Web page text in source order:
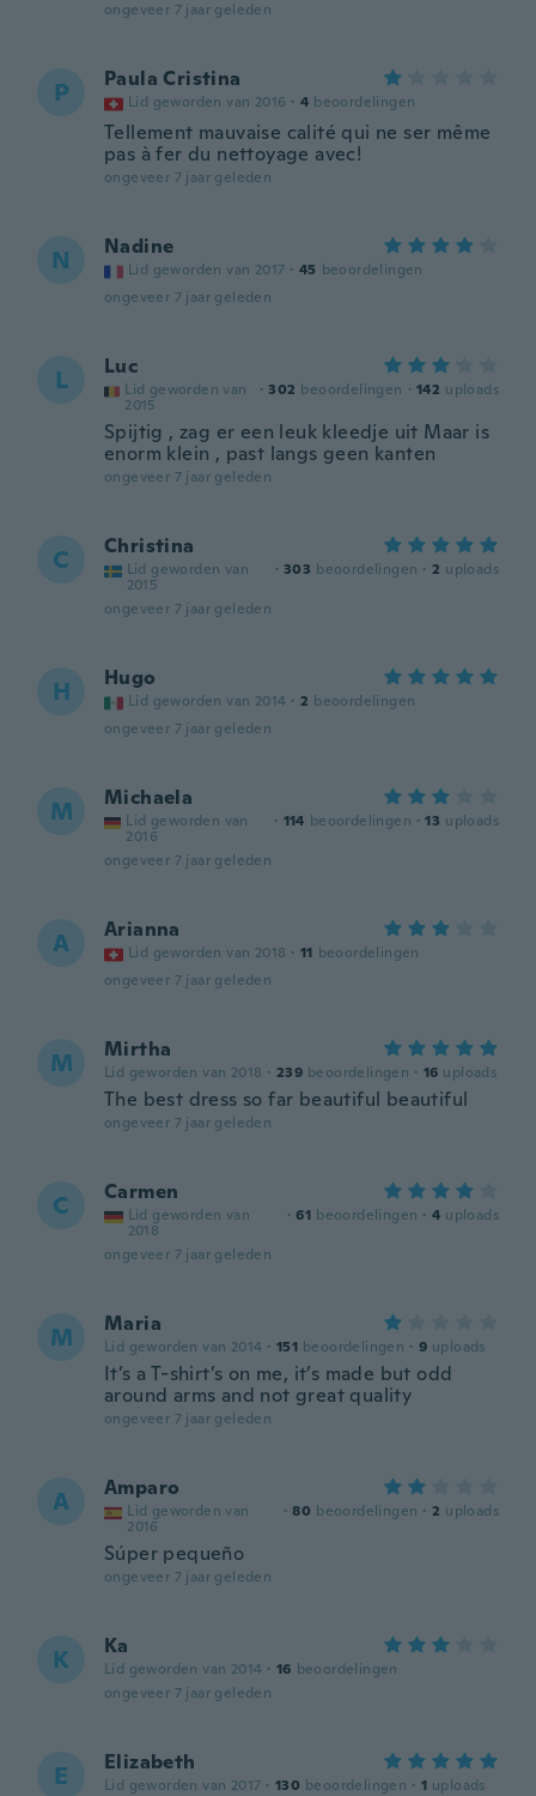
ongeveer 7 jaar geleden
P Paula Cristina
Lid geworden van 2016 · 4 beoordelingen
Tellement mauvaise calité qui ne ser même
pas à fer du nettoyage avec!
ongeveer 7 jaar geleden
N Nadine
Lid geworden van 2017 · 45 beoordelingen
ongeveer 7 jaar geleden
L Luc
Lid geworden van
2015
· 302 beoordelingen · 142 uploads
Spijtig , zag er een leuk kleedje uit Maar is
enorm klein , past langs geen kanten
ongeveer 7 jaar geleden
C Christina
Lid geworden van
2015
· 303 beoordelingen · 2 uploads
ongeveer 7 jaar geleden
H Hugo
Lid geworden van 2014 · 2 beoordelingen
ongeveer 7 jaar geleden
M Michaela
Lid geworden van
2016
· 114 beoordelingen · 13 uploads
ongeveer 7 jaar geleden
A Arianna
Lid geworden van 2018 · 11 beoordelingen
ongeveer 7 jaar geleden
M Mirtha
Lid geworden van 2018 · 239 beoordelingen · 16 uploads
The best dress so far beautiful beautiful
ongeveer 7 jaar geleden
C Carmen
Lid geworden van
2018
· 61 beoordelingen · 4 uploads
ongeveer 7 jaar geleden
M Maria
Lid geworden van 2014 · 151 beoordelingen · 9 uploads
It’s a T-shirt’s on me, it’s made but odd
around arms and not great quality
ongeveer 7 jaar geleden
A Amparo
Lid geworden van
2016
· 80 beoordelingen · 2 uploads
Súper pequeño
ongeveer 7 jaar geleden
K Ka
Lid geworden van 2014 · 16 beoordelingen
ongeveer 7 jaar geleden
E Elizabeth
Lid geworden van 2017 · 130 beoordelingen · 1 uploads